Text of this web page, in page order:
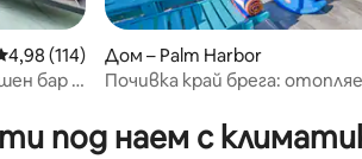
оценка: 4,98 от 5, 114 отзива
4,98 (114)
бар +
Дом – Palm Harbor
Почивка край брега:
забавление
под наем с